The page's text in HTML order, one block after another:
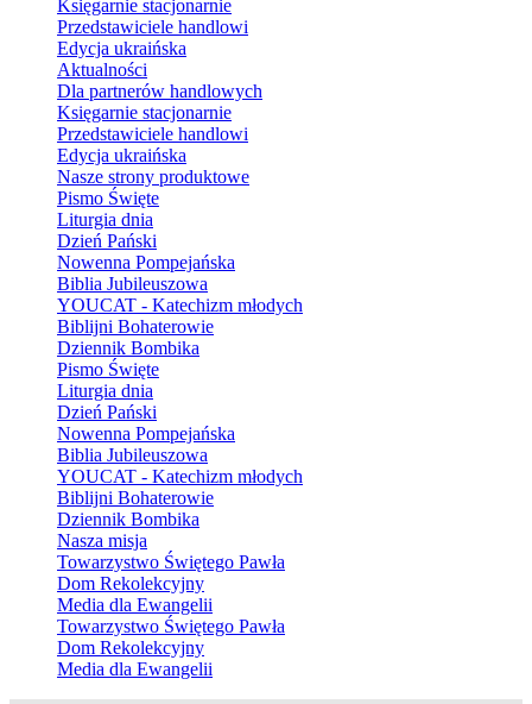
Księgarnie stacjonarnie
Przedstawiciele handlowi
Edycja ukraińska
Aktualności
Dla partnerów handlowych
Księgarnie stacjonarnie
Przedstawiciele handlowi
Edycja ukraińska
Nasze strony produktowe
Pismo Święte
Liturgia dnia
Dzień Pański
Nowenna Pompejańska
Biblia Jubileuszowa
YOUCAT - Katechizm młodych
Biblijni Bohaterowie
Dziennik Bombika
Pismo Święte
Liturgia dnia
Dzień Pański
Nowenna Pompejańska
Biblia Jubileuszowa
YOUCAT - Katechizm młodych
Biblijni Bohaterowie
Dziennik Bombika
Nasza misja
Towarzystwo Świętego Pawła
Dom Rekolekcyjny
Media dla Ewangelii
Towarzystwo Świętego Pawła
Dom Rekolekcyjny
Media dla Ewangelii